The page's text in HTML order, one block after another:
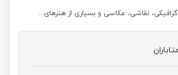
نقاشی، عکاسی و بسیاری از هنرهای...